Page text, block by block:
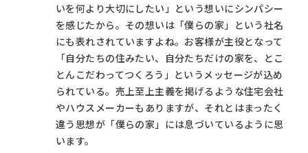
いを何より大切にしたい」という想いにシンパシー
を感じたから。その想いは「僕らの家」という社名
にも表れされていますよね。お客様が主役となって
「自分たちの住みたい、自分たちだけの家を、とこ
とんこだわってつくろう」というメッセージが込め
られている。売上至上主義を掲げるような住宅会社
やハウスメーカーもありますが、それとはまったく
違う思想が「僕らの家」には息づいているように思
います。